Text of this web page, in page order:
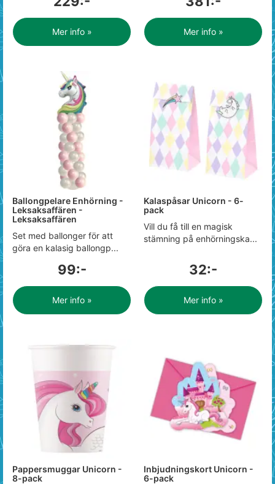
Mer info » Mer info »
Ballongpelare Enhörning -
Leksaksaffären -
Leksaksaffären
Set med ballonger för att
göra en kalasig ballongp...
99:-
Mer info »
Kalaspåsar Unicorn - 6-
pack
Vill du få till en magisk
stämning på enhörningska...
32:-
Mer info »
Pappersmuggar Unicorn -
8-pack
Inbjudningskort Unicorn -
6-pack